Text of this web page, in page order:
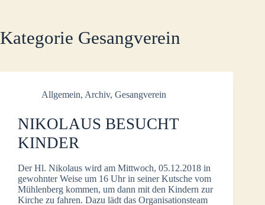
Kategorie Gesangverein
Allgemein, Archiv, Gesangverein
NIKOLAUS BESUCHT
KINDER
Der Hl. Nikolaus wird am Mittwoch, 05.12.2018 in
gewohnter Weise um 16 Uhr in seiner Kutsche vom
Mühlenberg kommen, um dann mit den Kindern zur
Kirche zu fahren. Dazu lädt das Organisationsteam